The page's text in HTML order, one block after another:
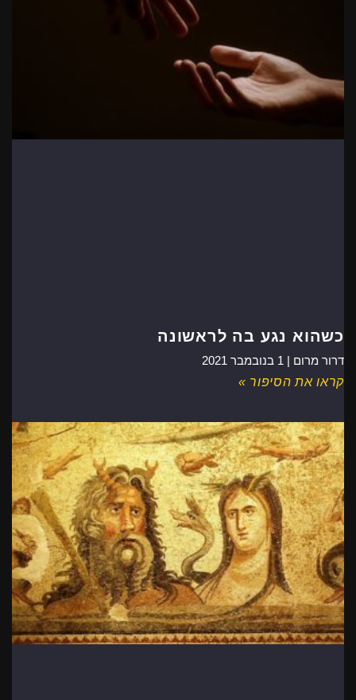
כשהוא נגע בה לראשונה
דרור מרום | 1 בנובמבר 2021
קראו את הסיפור »